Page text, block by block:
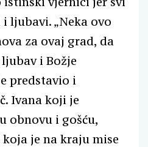
ljubavi. „Neka ovo
za ovaj grad, da
i Božje
predstavio i
Ivana koji je
obnovu i gošću,
je na kraju mise